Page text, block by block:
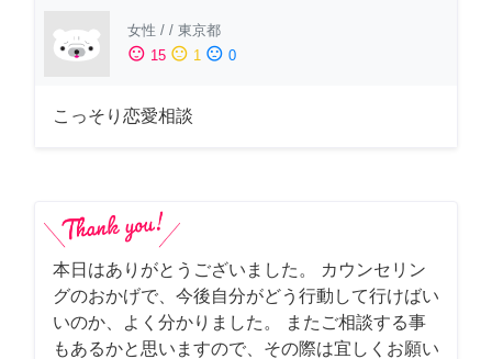
女性 / / 東京都
sentiment_satisfied 15 sentiment_neutral 1 sentiment_dissatisfied 0
こっそり恋愛相談
本日はありがとうございました。 カウンセリン
グのおかげで、今後自分がどう行動して行けばい
いのか、よく分かりました。 またご相談する事
もあるかと思いますので、その際は宜しくお願い